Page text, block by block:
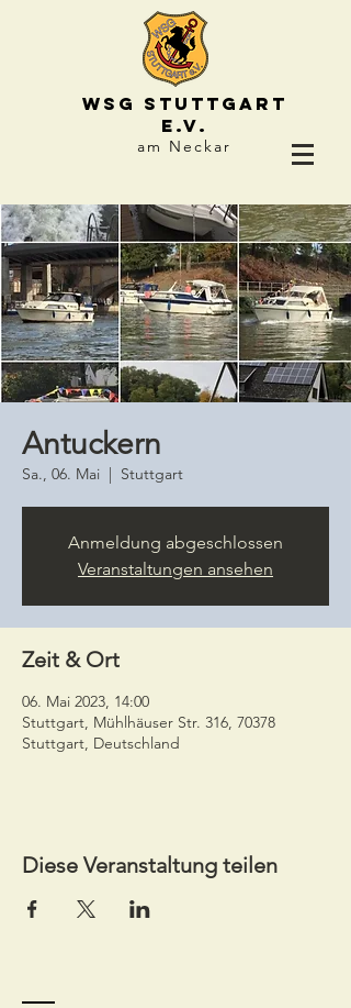
WSG STUTTGART
e.V.
am Neckar
Antuckern
Sa., 06. Mai
  |
Stuttgart
Anmeldung abgeschlossen
Veranstaltungen ansehen
Zeit & Ort
06. Mai 2023, 14:00
Stuttgart, Mühlhäuser Str. 316, 70378
Stuttgart, Deutschland
Diese Veranstaltung teilen